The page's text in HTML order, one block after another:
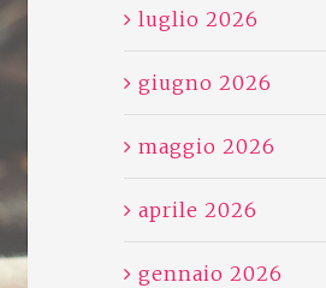
luglio 2026
giugno 2026
maggio 2026
aprile 2026
gennaio 2026